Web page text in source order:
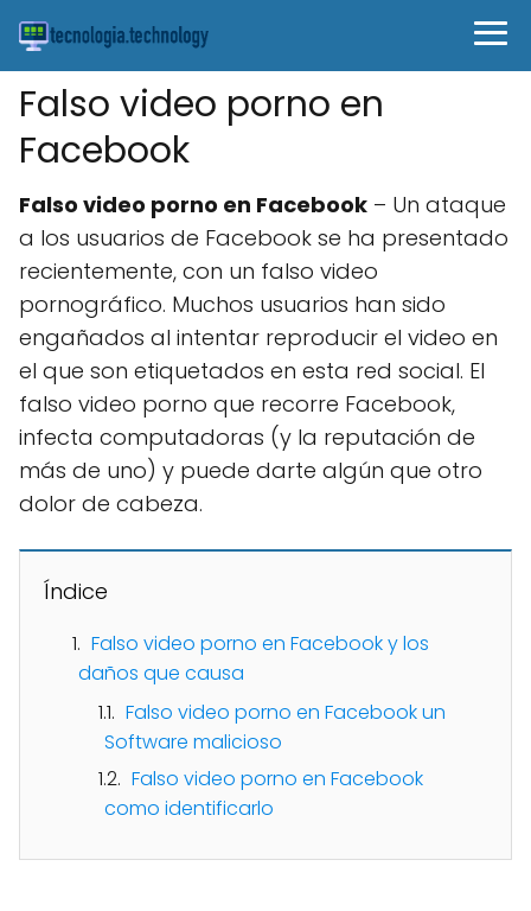
Falso video porno en
Facebook
Falso video porno en Facebook – Un ataque
a los usuarios de Facebook se ha presentado
recientemente, con un falso video
pornográfico. Muchos usuarios han sido
engañados al intentar reproducir el video en
el que son etiquetados en esta red social. El
falso video porno que recorre Facebook,
infecta computadoras (y la reputación de
más de uno) y puede darte algún que otro
dolor de cabeza.
Índice
Falso video porno en Facebook y los
daños que causa
Falso video porno en Facebook un
Software malicioso
Falso video porno en Facebook
como identificarlo